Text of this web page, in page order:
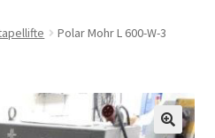
Polar Mohr L 600-W-3